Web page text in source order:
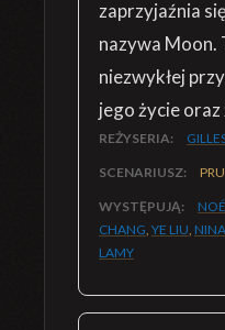
zaprzyjaźnia
nazywa Moon.
niezwykłej
jego życie
REŻYSERIA:
SCENARIUSZ:
WYSTĘPUJĄ:
CHANG, YE LIU,
LAMY